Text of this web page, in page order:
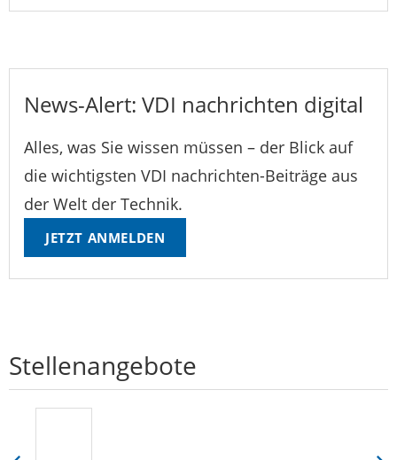
News-Alert: VDI nachrichten digital
Alles, was Sie wissen müssen – der Blick auf
die wichtigsten VDI nachrichten-Beiträge aus
der Welt der Technik.
JETZT ANMELDEN
Stellenangebote